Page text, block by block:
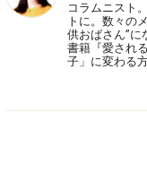
コラムニスト
トに。数々の
供おばさん”に
書籍『愛され
子」に変わる